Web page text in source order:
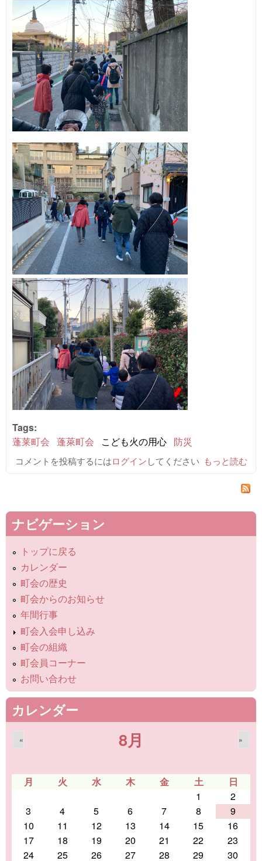
Tags:
蓬莱町会 蓬萊町会 こども火の用心 防災
令和
こども火の用
ついて
もっと読む
コメントを投稿するにはログインしてください
ナビゲーション
トップに戻る
カレンダー
町会の歴史
町会からのお知らせ
年間行事
町会入会申し込み
町会の組織
町会員コーナー
お問い合わせ
カレンダー
8月
« »
月 火 水 木 金 土
日
1
2
3
4 5 6 7 8
9
10
11 12 13 14 15
16
17
18 19 20 21 22
23
24
25 26 27 28 29 30